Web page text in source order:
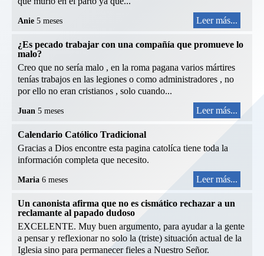
Anie 5 meses Leer más...
¿Es pecado trabajar con una compañía que promueve lo
malo?
Creo que no sería malo , en la roma pagana varios mártires
tenías trabajos en las legiones o como administradores , no
por ello no eran cristianos , solo cuando...
Juan 5 meses Leer más...
Calendario Católico Tradicional
Gracias a Dios encontre esta pagina catolíca tiene toda la
información completa que necesito.
Maria 6 meses Leer más...
Un canonista afirma que no es cismático rechazar a un
reclamante al papado dudoso
EXCELENTE. Muy buen argumento, para ayudar a la gente
a pensar y reflexionar no solo la (triste) situación actual de la
Iglesia sino para permanecer fieles a Nuestro Señor.